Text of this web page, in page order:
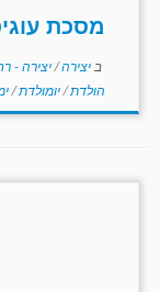
מסכת
ב יצירה/יצירה -
הולדת/יומולדת/